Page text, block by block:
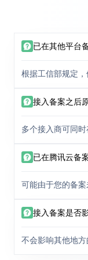
已在其他平台
根据工信部规定
接入备案之后
多个接入商可同
已在腾讯云备
可能由于您的备
接入备案是否
不会影响其他地方